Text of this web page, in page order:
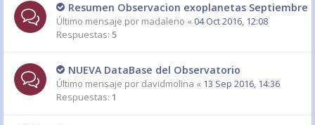
Resumen Observacion exoplanetas Septiembre
Último mensaje por madaleno « 04 Oct 2016, 12:08
Respuestas: 5
NUEVA DataBase del Observatorio
Último mensaje por davidmolina « 13 Sep 2016, 14:36
Respuestas: 1